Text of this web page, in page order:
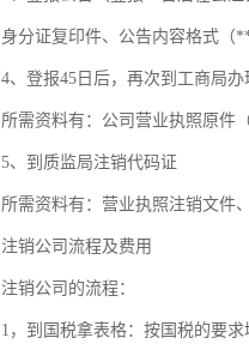
身分证复印件、公告内容格式（
4、登报45日后，再次到工商局
所需资料有：公司营业执照原件
5、到质监局注销代码证
所需资料有：营业执照注销文件
注销公司流程及费用
注销公司的流程：
1，到国税拿表格：按国税的要